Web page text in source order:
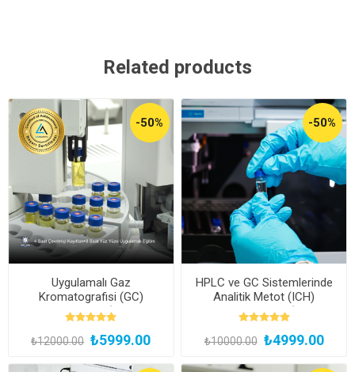
Related products
-50%
Uygulamalı Gaz
Kromatografisi (GC)
Uzmanlık Eğitimi (Yüz Yüze
ve Bireysel Uygulamalı)
₺12000.00 ₺5999.00
-50%
HPLC ve GC Sistemlerinde
Analitik Metot (ICH)
Validasyon Eğitimi (Kayıttan
Hemen İzle)
₺10000.00 ₺4999.00